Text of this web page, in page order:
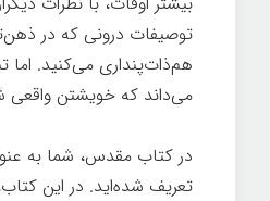
توصیفات درونی که در
هم‌ذات‌پنداری می‌کنید. اما
می‌داند که خویشتن
در کتاب مقدس، شما به
تعریف شده‌اید. در این